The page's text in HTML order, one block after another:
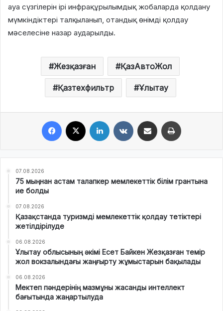
ауа сүзгілерін ірі инфрақұрылымдық жобаларда қолдану
мүмкіндіктері талқыланып, отандық өнімді қолдау
мәселесіне назар аударылды.
Жезқазған ҚазАвтоЖол
Қазтехфильтр Ұлытау
07.08.2026
75 мыңнан астам талапкер мемлекеттік білім грантына
ие болды
07.08.2026
Қазақстанда туризмді мемлекеттік қолдау тетіктері
жетілдірілуде
06.08.2026
Ұлытау облысының әкімі Есет Байкен Жезқазған темір
жол вокзалындағы жаңғырту жұмыстарын бақылады
06.08.2026
Мектеп пәндерінің мазмұны жасанды интеллект
бағытында жаңартылуда